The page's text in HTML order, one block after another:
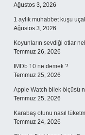
Ağustos 3, 2026
1 aylık muhabbet kuşu
Ağustos 3, 2026
Koyunların sevdiği otlar
Temmuz 26, 2026
IMDb 10 ne demek ?
Temmuz 25, 2026
Apple Watch bilek ölçüsü
Temmuz 25, 2026
Karabaş otunu nasıl
Temmuz 24, 2026